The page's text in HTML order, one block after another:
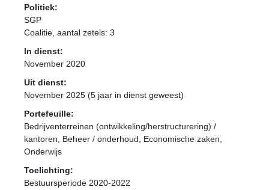
Politiek:
SGP
Coalitie , aantal zetels: 3
In dienst:
November 2020
Uit dienst:
November 2025 (5 jaar in dienst geweest)
Portefeuille:
Bedrijventerreinen (ontwikkeling/herstructurering) /
kantoren, Beheer / onderhoud, Economische zaken,
Onderwijs
Toelichting:
Bestuursperiode 2020-2022